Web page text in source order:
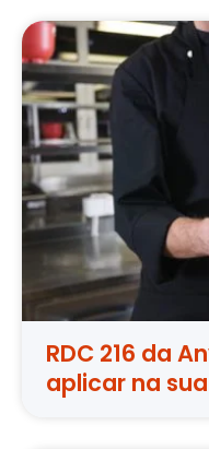
RDC 216 da
aplicar na